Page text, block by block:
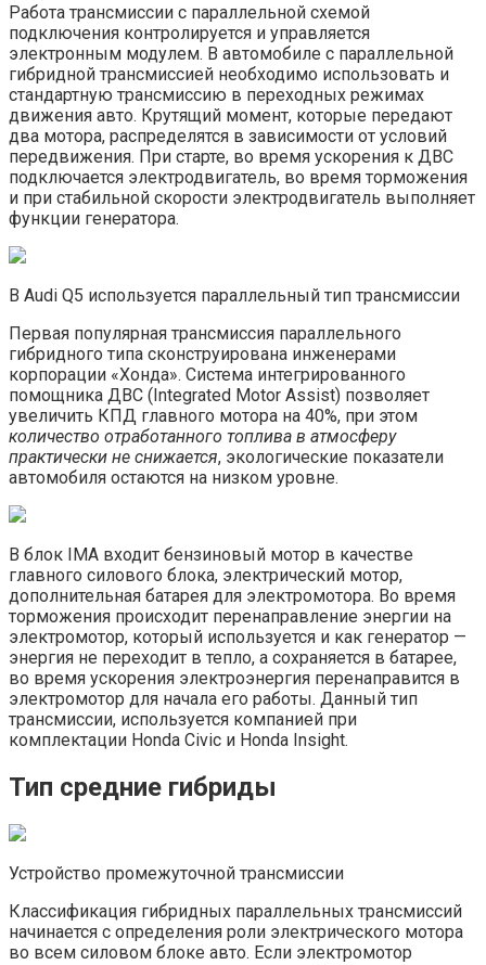
Работа трансмиссии с параллельной схемой
подключения контролируется и управляется
электронным модулем. В автомобиле с параллельной
гибридной трансмиссией необходимо использовать и
стандартную трансмиссию в переходных режимах
движения авто. Крутящий момент, которые передают
два мотора, распределятся в зависимости от условий
передвижения. При старте, во время ускорения к ДВС
подключается электродвигатель, во время торможения
и при стабильной скорости электродвигатель выполняет
функции генератора.
В Audi Q5 используется параллельный тип трансмиссии
Первая популярная трансмиссия параллельного
гибридного типа сконструирована инженерами
корпорации «Хонда». Система интегрированного
помощника ДВС (Integrated Motor Assist) позволяет
увеличить КПД главного мотора на 40%, при этом
количество отработанного топлива в атмосферу
практически не снижается, экологические показатели
автомобиля остаются на низком уровне.
В блок IMA входит бензиновый мотор в качестве
главного силового блока, электрический мотор,
дополнительная батарея для электромотора. Во время
торможения происходит перенаправление энергии на
электромотор, который используется и как генератор —
энергия не переходит в тепло, а сохраняется в батарее,
во время ускорения электроэнергия перенаправится в
электромотор для начала его работы. Данный тип
трансмиссии, используется компанией при
комплектации Honda Civic и Honda Insight.
Тип средние гибриды
Устройство промежуточной трансмиссии
Классификация гибридных параллельных трансмиссий
начинается с определения роли электрического мотора
во всем силовом блоке авто. Если электромотор